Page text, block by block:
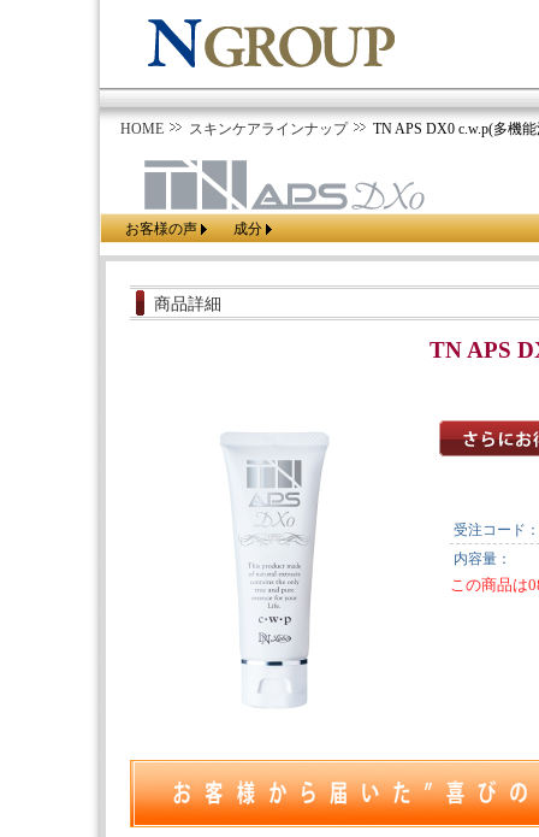
HOME スキンケアラインナップ TN APS DX0 c.w.p(多機
お客様の声 成分
商品詳細
TN APS
受注コード：
内容量：
この商品は